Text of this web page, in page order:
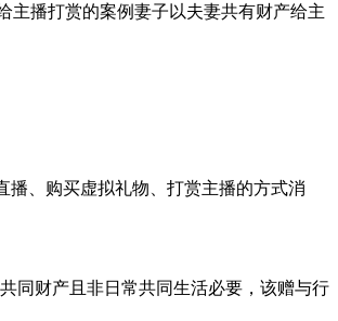
主播打赏的案例妻子以夫妻共有财产给主
播、购买虚拟礼物、打赏主播的方式消
同财产且非日常共同生活必要，该赠与行